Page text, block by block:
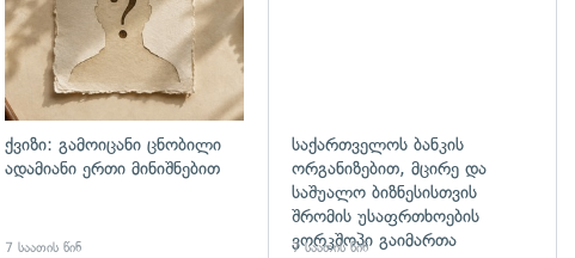
ქვიზი: გამოიცანი ცნობილი
ადამიანი ერთი მინიშნებით
7 საათის წინ
საქართველოს ბანკის
ორგანიზებით, მცირე და
საშუალო ბიზნესისთვის
შრომის უსაფრთხოების
ვორკშოპი გაიმართა
7 საათის წინ